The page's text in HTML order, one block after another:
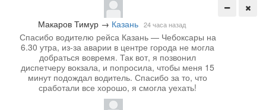
Макаров Тимур → Казань 24 часа назад
Спасибо водителю рейса Казань — Чебоксары на
6.30 утра, из-за аварии в центре города не могла
добраться вовремя. Так вот, я позвонил
диспетчеру вокзала, и попросила, чтобы меня 15
минут подождал водитель. Спасибо за то, что
сработали все хорошо, я смогла уехать!